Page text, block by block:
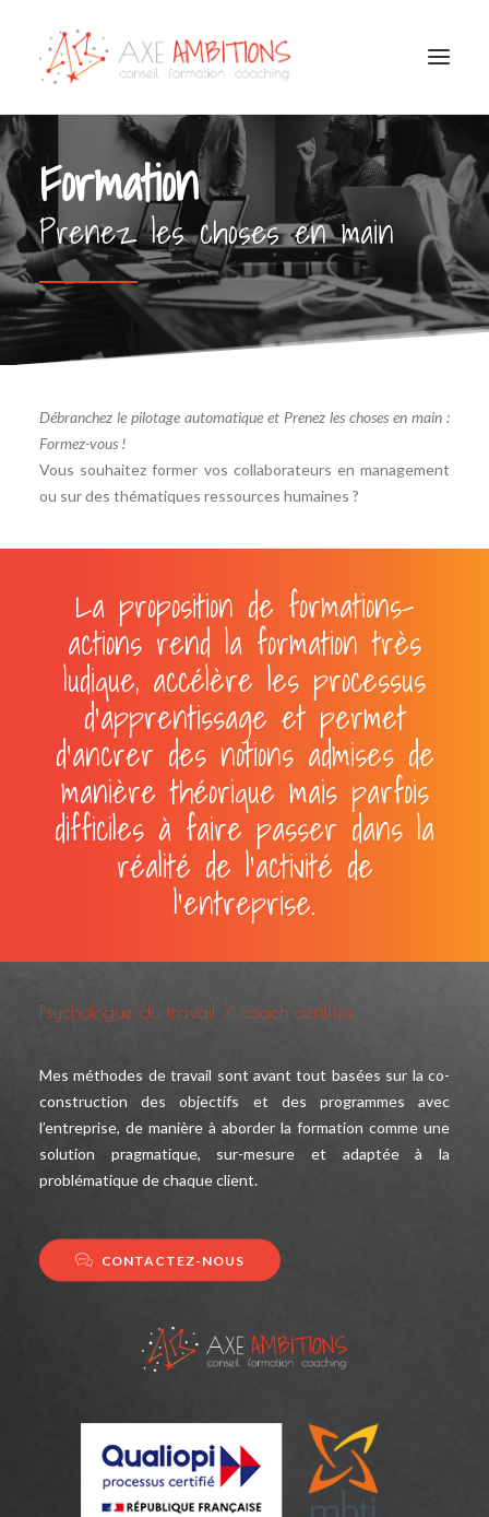
COACHING
CONSEIL / FORMATION
BILAN DE COMPÉTENCES
OUTPLACEMENT
CONSULTATIONS PSYCHOLOGIE DU TRAVAIL
HANDICAP EMPLOI ENTREPRISE
NOTRE ÉQUIPE
TÉMOIGNAGES
Formation
Prenez les choses en main
Débranchez le pilotage automatique et Prenez les choses en main :
Formez-vous !
Vous souhaitez former vos collaborateurs en management
ou sur des thématiques ressources humaines ?
La proposition de formations-
actions rend la formation très
ludique, accélère les processus
d'apprentissage et permet
d'ancrer des notions admises de
manière théorique mais parfois
difficiles à faire passer dans la
réalité de l'activité de
l'entreprise.
Psychologue du travail / coach certifiée
Mes méthodes de travail sont avant tout basées sur la co-
construction des objectifs et des programmes avec
l’entreprise, de manière à aborder la formation comme une
solution pragmatique, sur-mesure et adaptée à la
problématique de chaque client.
CONTACTEZ-NOUS